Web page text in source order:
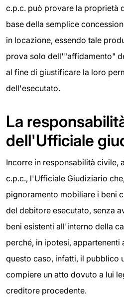
c.p.c. può provare la proprietà
base della semplice
in locazione, essendo tale
prova solo dell'"affidamento"
al fine di giustificare la loro
dell'esecutato.
La
dell'Ufficiale
Incorre in responsabilità civile,
c.p.c., l'Ufficiale Giudiziario
pignoramento mobiliare i beni
del debitore esecutato, senza
beni esistenti all'interno della
perché, in ipotesi, appartenenti
questo caso, infatti, il pubblico
compiere un atto dovuto a lui
creditore procedente.